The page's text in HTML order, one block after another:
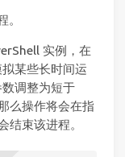
。
实例，在
某些长时间运
数调整为短于
么操作将会在指
结束该进程。